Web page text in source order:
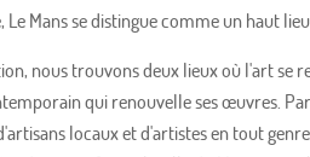
Le Mans se distingue comme un haut
nous trouvons deux lieux où l'art se
qui renouvelle ses œuvres.
locaux et d'artistes en tout